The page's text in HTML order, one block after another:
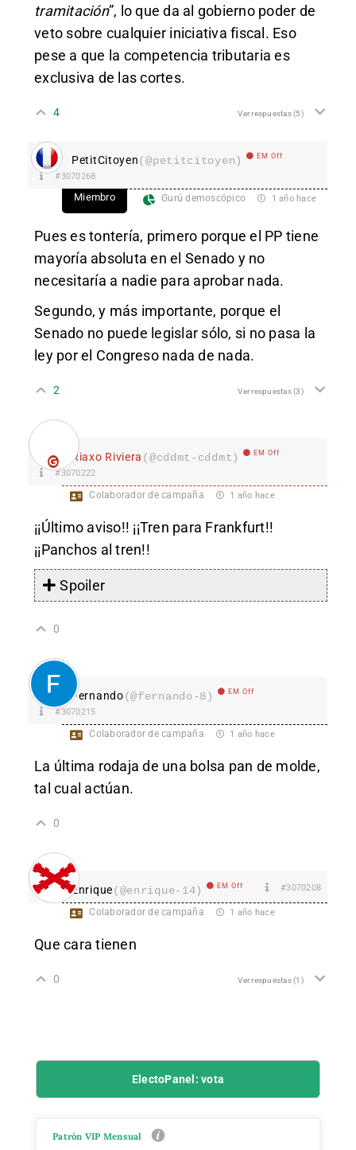
tramitación”, lo que da al gobierno poder de
veto sobre cualquier iniciativa fiscal. Eso
pese a que la competencia tributaria es
exclusiva de las cortes.
4 Ver respuestas(5)
PetitCitoyen(@petitcitoyen) EM Off
#3070268
Miembro Gurú demoscópico 1 año hace
Pues es tontería, primero porque el PP tiene
mayoría absoluta en el Senado y no
necesitaría a nadie para aprobar nada.
Segundo, y más importante, porque el
Senado no puede legislar sólo, si no pasa la
ley por el Congreso nada de nada.
2 Ver respuestas(3)
Riaxo Riviera (@cddmt-cddmt) EM Off
#3070222
Colaborador de campaña 1 año hace
¡¡Último aviso!! ¡¡Tren para Frankfurt!!
¡¡Panchos al tren!!
Spoiler
0
Fernando(@fernando-8) EM Off
#3070215
Colaborador de campaña 1 año hace
La última rodaja de una bolsa pan de molde,
tal cual actúan.
0
Enrique(@enrique-14) EM Off #3070208
Colaborador de campaña 1 año hace
Que cara tienen
0 Ver respuestas(1)
ElectoPanel: vota
Patrón VIP Mensual